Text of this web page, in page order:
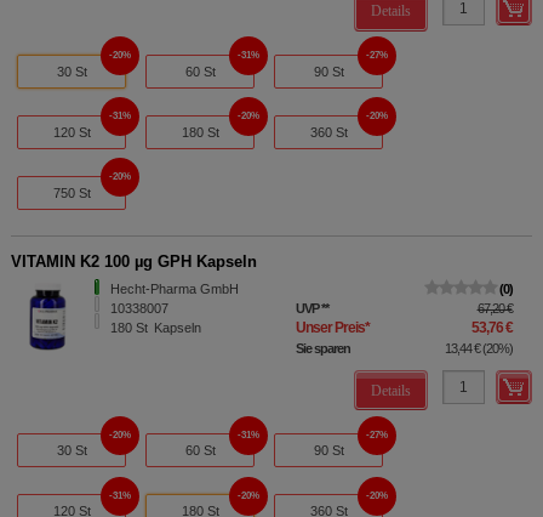
Details
30 St
20%
60 St
31%
90 St
27%
120 St
31%
180 St
20%
360 St
20%
750 St
20%
VITAMIN K2 100 µg GPH Kapseln
Hecht-Pharma GmbH
10338007
180 St Kapseln
0
UVP** 67,20 €
Unser Preis* 53,76 €
Sie sparen 13,44 €(20%)
Details
30 St
20%
60 St
31%
90 St
27%
120 St
31%
180 St
20%
360 St
20%